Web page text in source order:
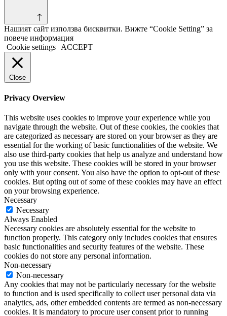
Нашият сайт използва бисквитки. Вижте “Cookie Setting” за
повече информация
Cookie settings
ACCEPT
Close
Privacy Overview
This website uses cookies to improve your experience while you
navigate through the website. Out of these cookies, the cookies that
are categorized as necessary are stored on your browser as they are
essential for the working of basic functionalities of the website. We
also use third-party cookies that help us analyze and understand how
you use this website. These cookies will be stored in your browser
only with your consent. You also have the option to opt-out of these
cookies. But opting out of some of these cookies may have an effect
on your browsing experience.
Necessary
Necessary
Always Enabled
Necessary cookies are absolutely essential for the website to
function properly. This category only includes cookies that ensures
basic functionalities and security features of the website. These
cookies do not store any personal information.
Non-necessary
Non-necessary
Any cookies that may not be particularly necessary for the website
to function and is used specifically to collect user personal data via
analytics, ads, other embedded contents are termed as non-necessary
cookies. It is mandatory to procure user consent prior to running